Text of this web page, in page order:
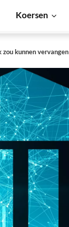
Koersen
kunnen vervangen